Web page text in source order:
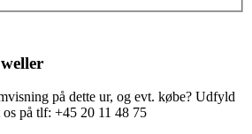
på dette ur, og evt. købe? Udfyld
på tlf: +45 20 11 48 75